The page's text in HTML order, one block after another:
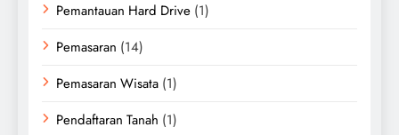
Pemantauan Hard Drive (1)
Pemasaran (14)
Pemasaran Wisata (1)
Pendaftaran Tanah (1)